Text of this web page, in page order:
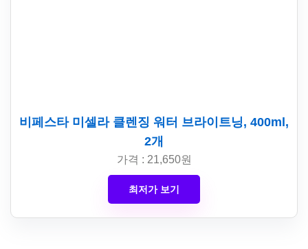
비페스타 미셀라 클렌징 워터 브라이트닝, 400ml,
2개
가격 : 21,650원
최저가 보기